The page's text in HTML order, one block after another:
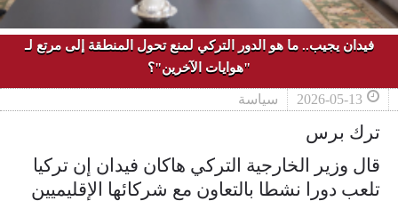
فيدان يجيب.. ما هو الدور التركي لمنع تحول المنطقة إلى مرتع لـ
"هوايات الآخرين"؟
2026-05-13 سياسة
ترك برس
قال وزير الخارجية التركي هاكان فيدان إن تركيا
تلعب دورا نشطا بالتعاون مع شركائها الإقليميين